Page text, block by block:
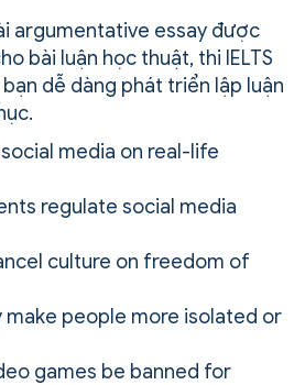
argumentative essay được
bài luận học thuật, thi IELTS
dễ dàng phát triển lập luận
media on real-life
regulate social media
culture on freedom of
make people more isolated or
games be banned for